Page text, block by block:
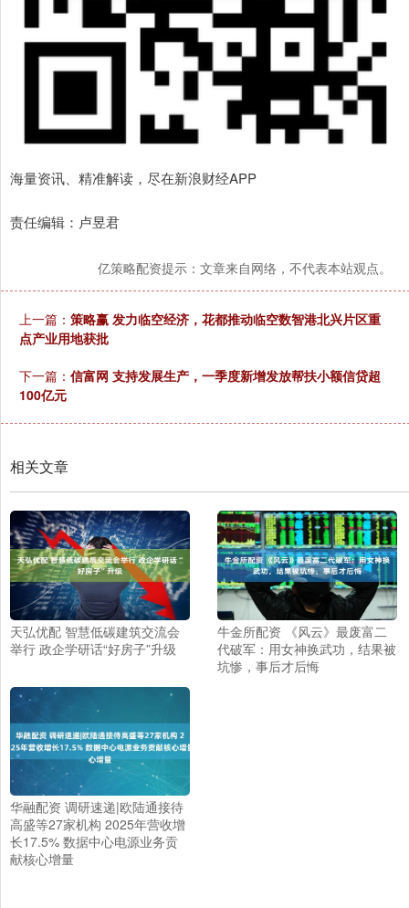
海量资讯、精准解读，尽在新浪财经APP
责任编辑：卢昱君
亿策略配资提示：文章来自网络，不代表本站观点。
上一篇： 策略赢 发力临空经济，花都推动临空数智港北兴片区重
点产业用地获批
下一篇： 信富网 支持发展生产，一季度新增发放帮扶小额信贷超
100亿元
相关文章
天弘优配 智慧低碳建筑交流会
举行 政企学研话“好房子”升级
牛金所配资 《风云》最废富二
代破军：用女神换武功，结果被
坑惨，事后才后悔
华融配资 调研速递|欧陆通接待
高盛等27家机构 2025年营收增
长17.5% 数据中心电源业务贡
献核心增量